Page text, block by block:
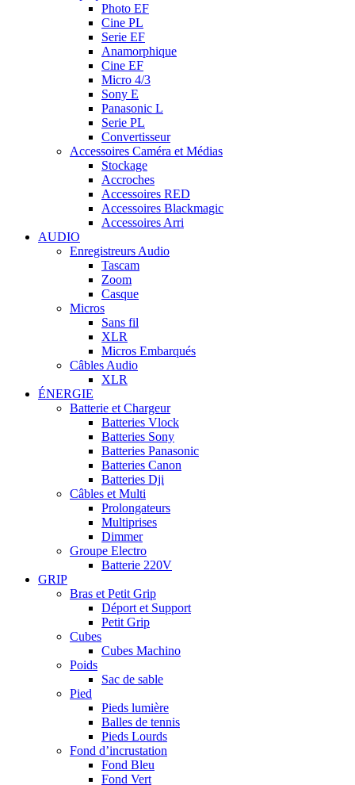
Photo EF
Cine PL
Serie EF
Anamorphique
Cine EF
Micro 4/3
Sony E
Panasonic L
Serie PL
Convertisseur
Accessoires Caméra et Médias
Stockage
Accroches
Accessoires RED
Accessoires Blackmagic
Accessoires Arri
AUDIO
Enregistreurs Audio
Tascam
Zoom
Casque
Micros
Sans fil
XLR
Micros Embarqués
Câbles Audio
XLR
ÉNERGIE
Batterie et Chargeur
Batteries Vlock
Batteries Sony
Batteries Panasonic
Batteries Canon
Batteries Dji
Câbles et Multi
Prolongateurs
Multiprises
Dimmer
Groupe Electro
Batterie 220V
GRIP
Bras et Petit Grip
Déport et Support
Petit Grip
Cubes
Cubes Machino
Poids
Sac de sable
Pied
Pieds lumière
Balles de tennis
Pieds Lourds
Fond d’incrustation
Fond Bleu
Fond Vert